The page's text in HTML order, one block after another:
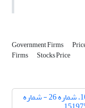
Government Firms
Firms Stocks Price
دوره 10، شماره 26 - شماره